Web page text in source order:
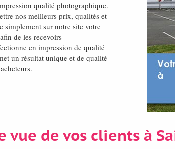
qualité photographique.
nos meilleurs prix, qualités et
simplement sur notre site votre
de les recevoirs
en impression de qualité
un résultat unique et de qualité
vue de vos clients à